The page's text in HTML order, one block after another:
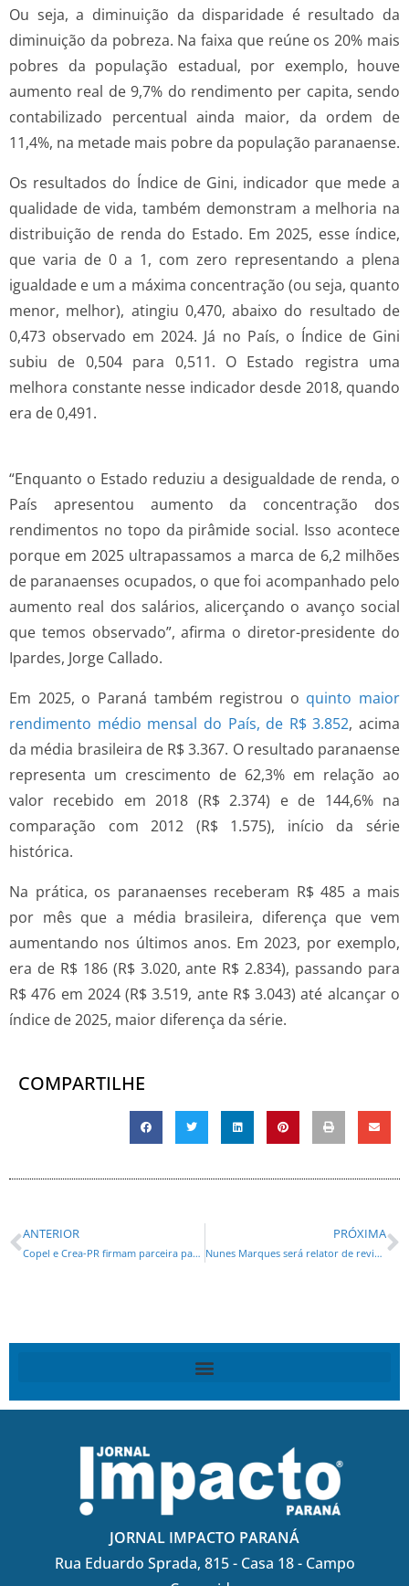
Ou seja, a diminuição da disparidade é resultado da
diminuição da pobreza. Na faixa que reúne os 20% mais
pobres da população estadual, por exemplo, houve
aumento real de 9,7% do rendimento per capita, sendo
contabilizado percentual ainda maior, da ordem de
11,4%, na metade mais pobre da população paranaense.
Os resultados do Índice de Gini, indicador que mede a
qualidade de vida, também demonstram a melhoria na
distribuição de renda do Estado. Em 2025, esse índice,
que varia de 0 a 1, com zero representando a plena
igualdade e um a máxima concentração (ou seja, quanto
menor, melhor), atingiu 0,470, abaixo do resultado de
0,473 observado em 2024. Já no País, o Índice de Gini
subiu de 0,504 para 0,511. O Estado registra uma
melhora constante nesse indicador desde 2018, quando
era de 0,491.
“Enquanto o Estado reduziu a desigualdade de renda, o
País apresentou aumento da concentração dos
rendimentos no topo da pirâmide social. Isso acontece
porque em 2025 ultrapassamos a marca de 6,2 milhões
de paranaenses ocupados, o que foi acompanhado pelo
aumento real dos salários, alicerçando o avanço social
que temos observado”, afirma o diretor-presidente do
Ipardes, Jorge Callado.
Em 2025, o Paraná também registrou o quinto maior
rendimento médio mensal do País, de R$ 3.852, acima
da média brasileira de R$ 3.367. O resultado paranaense
representa um crescimento de 62,3% em relação ao
valor recebido em 2018 (R$ 2.374) e de 144,6% na
comparação com 2012 (R$ 1.575), início da série
histórica.
Na prática, os paranaenses receberam R$ 485 a mais
por mês que a média brasileira, diferença que vem
aumentando nos últimos anos. Em 2023, por exemplo,
era de R$ 186 (R$ 3.020, ante R$ 2.834), passando para
R$ 476 em 2024 (R$ 3.519, ante R$ 3.043) até alcançar o
índice de 2025, maior diferença da série.
COMPARTILHE
ANTERIOR
Copel e Crea-PR firmam parceira para dar suporte à segurança energética de produtores rurais
PRÓXIMA
Nunes Marques será relator de revisão criminal de Bolsonaro no STF
JORNAL IMPACTO PARANÁ
Rua Eduardo Sprada, 815 - Casa 18 - Campo